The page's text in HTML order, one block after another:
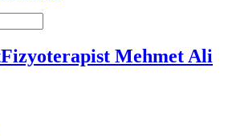
Fizyoterapist Mehmet Ali